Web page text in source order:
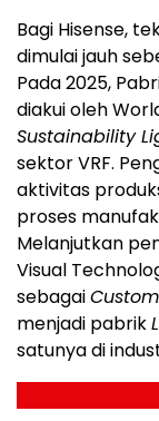
Bagi Hisense,
dimulai jauh
Pada 2025,
diakui oleh
Sustainability
sektor VRF.
aktivitas
proses
Melanjutkan
Visual
sebagai
menjadi pabrik
satunya di